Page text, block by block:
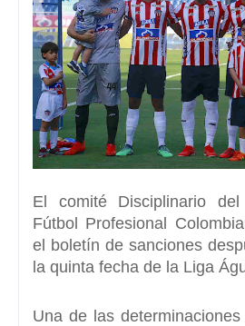
El comité Disciplinario
Fútbol Profesional
el boletín de sanciones
la quinta fecha de la Liga
Una de las